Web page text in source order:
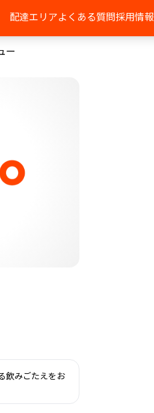
配達エリアよくある質問採用情報
ー
飲みごたえをお